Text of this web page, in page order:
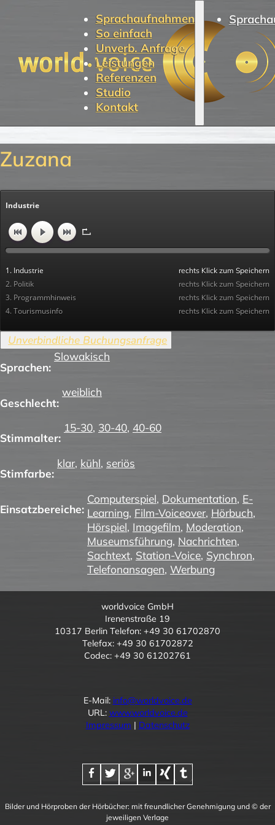
Sprachaufnahmen
So einfach
Unverb. Anfrage
Leistungen
Referenzen
Studio
Kontakt
Zuzana
Industrie
1. Industrie rechts Klick zum Speichern
2. Politik rechts Klick zum Speichern
3. Programmhinweis rechts Klick zum Speichern
4. Tourismusinfo rechts Klick zum Speichern
Sprachen:
Slowakisch
Geschlecht:
weiblich
Stimmalter:
15-30, 30-40, 40-60
Stimfarbe:
klar, kühl, seriös
Einsatzbereiche:
Computerspiel, Dokumentation, E-
Learning, Film-Voiceover, Hörbuch,
Hörspiel, Imagefilm, Moderation,
Museumsführung, Nachrichten,
Sachtext, Station-Voice, Synchron,
Telefonansagen, Werbung
worldvoice GmbH
Irenenstraße 19
10317 Berlin Telefon: +49 30 61702870
Telefax: +49 30 61702872
Codec: +49 30 61202761
E-Mail: info@worldvoice.de
URL: www.worldvoice.de
Impressum | Datenschutz
Bilder und Hörproben der Hörbücher: mit freundlicher Genehmigung und © der
jeweiligen Verlage